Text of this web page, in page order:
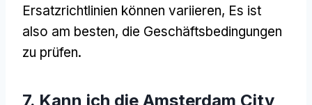
Ersatzrichtlinien können variieren, Es ist
also am besten, die Geschäftsbedingungen
zu prüfen.
7. Kann ich die Amsterdam City